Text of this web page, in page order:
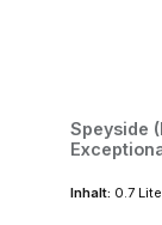
Speyside
Inhalt: 0.7